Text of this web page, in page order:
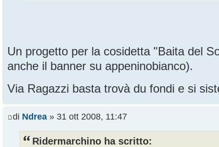
Un progetto per la cosidetta "Baita del
anche il banner su appeninobianco).
Via Ragazzi basta trovà du fondi e si
di Ndrea » 31 ott 2008, 11:47
Ridermarchino ha scritto: